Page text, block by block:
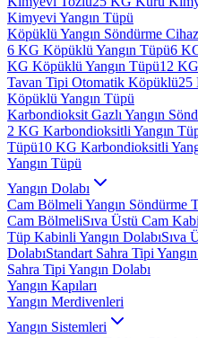
Kimyevi Yangın Tüpü
Köpüklü Yangın Söndürme
6 KG Köpüklü Yangın Tüpü6
KG Köpüklü Yangın Tüpü12
Tavan Tipi Otomatik Köpüklü25
Köpüklü Yangın Tüpü
Karbondioksit Gazlı Yangın
2 KG Karbondioksitli Yangın
Tüpü10 KG Karbondioksitli
Yangın Tüpü
Yangın Dolabı
Cam Bölmeli Yangın Söndürme
Cam BölmeliSıva Üstü Cam
Tüp Kabinli Yangın DolabıSıva
DolabıStandart Sahra Tipi
Sahra Tipi Yangın Dolabı
Yangın Kapıları
Yangın Merdivenleri
Yangın Sistemleri